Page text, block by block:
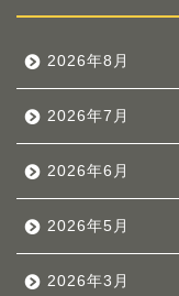
2026年8月
2026年7月
2026年6月
2026年5月
2026年3月